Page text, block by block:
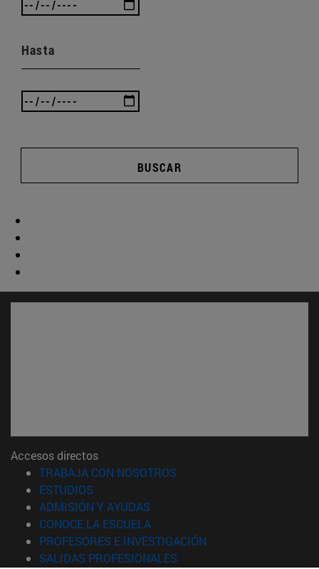
Hasta
BUSCAR
Accesos directos
TRABAJA CON NOSOTROS
ESTUDIOS
ADMISIÓN Y AYUDAS
CONOCE LA ESCUELA(abre en nueva ventana)
PROFESORES E INVESTIGACIÓN
SALIDAS PROFESIONALES